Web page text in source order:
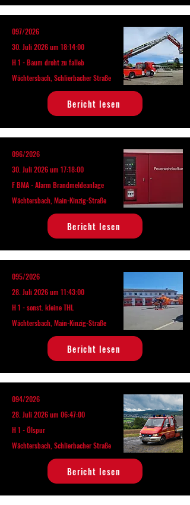
097/2026
30. Juli 2026 um 18:14:00
H 1 - Baum droht zu falleb
Wächtersbach, Schlierbacher Straße
Bericht lesen
096/2026
30. Juli 2026 um 17:18:00
F BMA - Alarm Brandmeldeanlage
Wächtersbach, Main-Kinzig-Straße
Bericht lesen
095/2026
28. Juli 2026 um 11:43:00
H 1 - sonst. kleine THL
Wächtersbach, Main-Kinzig-Straße
Bericht lesen
094/2026
28. Juli 2026 um 06:47:00
H 1 - Ölspur
Wächtersbach, Schlierbacher Straße
Bericht lesen